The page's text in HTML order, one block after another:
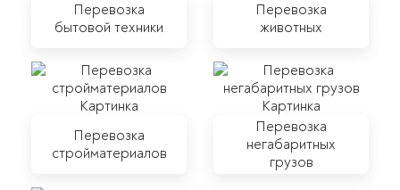
Перевозка
бытовой техники
Перевозка
животных
Перевозка
стройматериалов
Перевозка
негабаритных
грузов